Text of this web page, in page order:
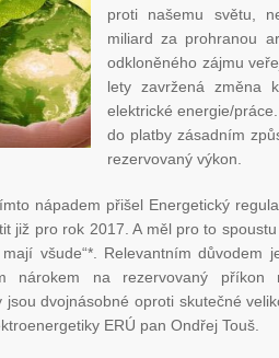
proti našemu světu,
miliard za prohranou
odkloněného zájmu
lety zavržená změna
elektrické energie/
do platby zásadním
rezervovaný výkon.
nápadem přišel Energetický
již pro rok 2017. A měl pro to
mají všude“*. Relevantním důvodem
nárokem na rezervovaný příkon
jsou dvojnásobné oproti skutečné
ERÚ pan Ondřej Touš.